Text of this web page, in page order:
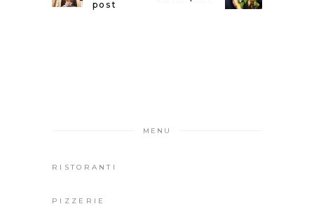
post
MENU
RISTORANTI
PIZZERIE